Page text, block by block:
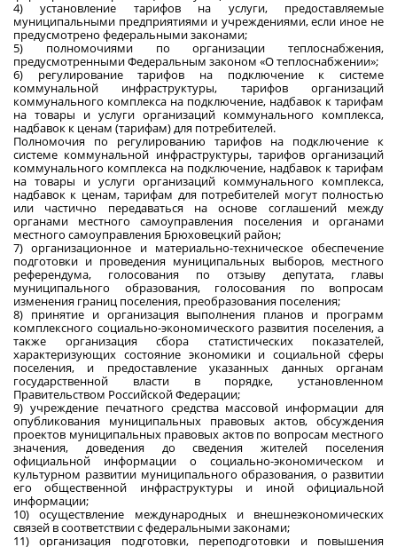
4) установление тарифов на услуги, предоставляемые
муниципальными предприятиями и учреждениями, если иное не
предусмотрено федеральными законами;
5) полномочиями по организации теплоснабжения,
предусмотренными Федеральным законом «О теплоснабжении»;
6) регулирование тарифов на подключение к системе
коммунальной инфраструктуры, тарифов организаций
коммунального комплекса на подключение, надбавок к тарифам
на товары и услуги организаций коммунального комплекса,
надбавок к ценам (тарифам) для потребителей.
Полномочия по регулированию тарифов на подключение к
системе коммунальной инфраструктуры, тарифов организаций
коммунального комплекса на подключение, надбавок к тарифам
на товары и услуги организаций коммунального комплекса,
надбавок к ценам, тарифам для потребителей могут полностью
или частично передаваться на основе соглашений между
органами местного самоуправления поселения и органами
местного самоуправления Брюховецкий район;
7) организационное и материально-техническое обеспечение
подготовки и проведения муниципальных выборов, местного
референдума, голосования по отзыву депутата, главы
муниципального образования, голосования по вопросам
изменения границ поселения, преобразования поселения;
8) принятие и организация выполнения планов и программ
комплексного социально-экономического развития поселения, а
также организация сбора статистических показателей,
характеризующих состояние экономики и социальной сферы
поселения, и предоставление указанных данных органам
государственной власти в порядке, установленном
Правительством Российской Федерации;
9) учреждение печатного средства массовой информации для
опубликования муниципальных правовых актов, обсуждения
проектов муниципальных правовых актов по вопросам местного
значения, доведения до сведения жителей поселения
официальной информации о социально-экономическом и
культурном развитии муниципального образования, о развитии
его общественной инфраструктуры и иной официальной
информации;
10) осуществление международных и внешнеэкономических
связей в соответствии с федеральными законами;
11) организация подготовки, переподготовки и повышения